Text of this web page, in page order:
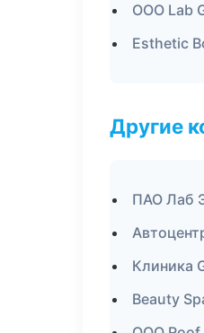
ООО Lab
Esthetic
Другие
ПАО Лаб
Клиника
Beauty